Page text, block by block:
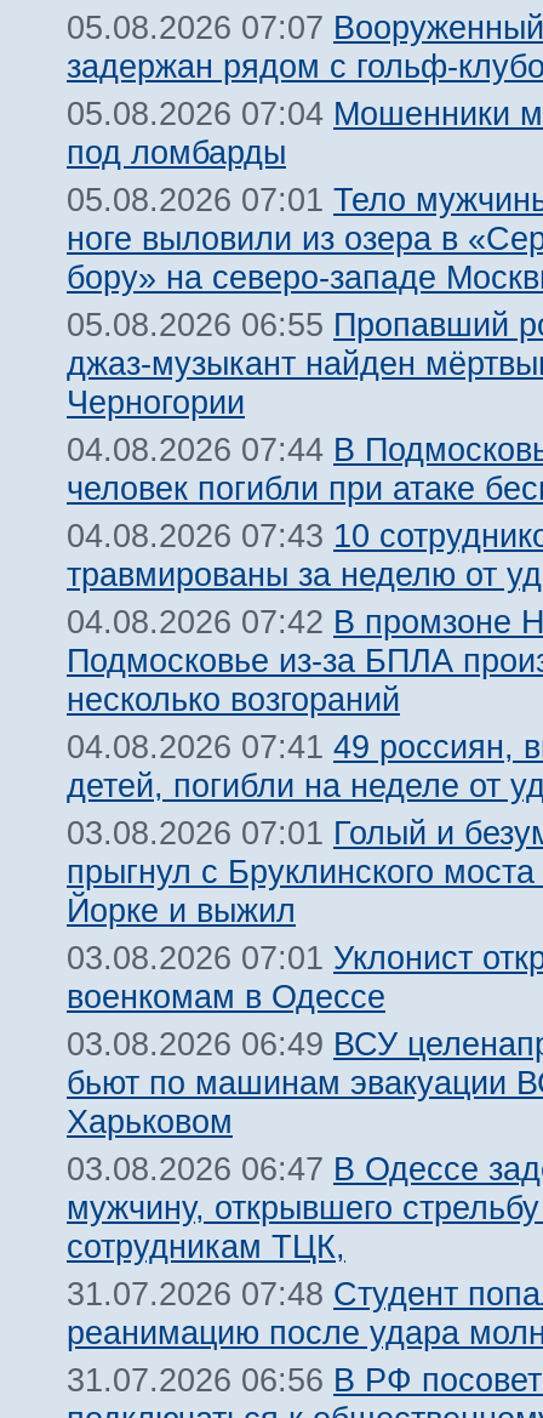
05.08.2026 07:07
задержан рядом с гольф-
05.08.2026 07:04 Мошенники
под ломбарды
05.08.2026 07:01 Тело
ноге выловили из озера в
бору» на северо-западе
05.08.2026 06:55 Пропавший
джаз-музыкант найден
Черногории
04.08.2026 07:44 В
человек погибли при атаке
04.08.2026 07:43 10
травмированы за неделю от
04.08.2026 07:42 В промзоне
Подмосковье из-за БПЛА
несколько возгораний
04.08.2026 07:41 49 россиян,
детей, погибли на неделе от
03.08.2026 07:01 Голый и
прыгнул с Бруклинского
Йорке и выжил
03.08.2026 07:01 Уклонист
военкомам в Одессе
03.08.2026 06:49 ВСУ
бьют по машинам эвакуации
Харьковом
03.08.2026 06:47 В Одессе
мужчину, открывшего
сотрудникам ТЦК,
31.07.2026 07:48 Студент
реанимацию после удара
31.07.2026 06:56 В РФ